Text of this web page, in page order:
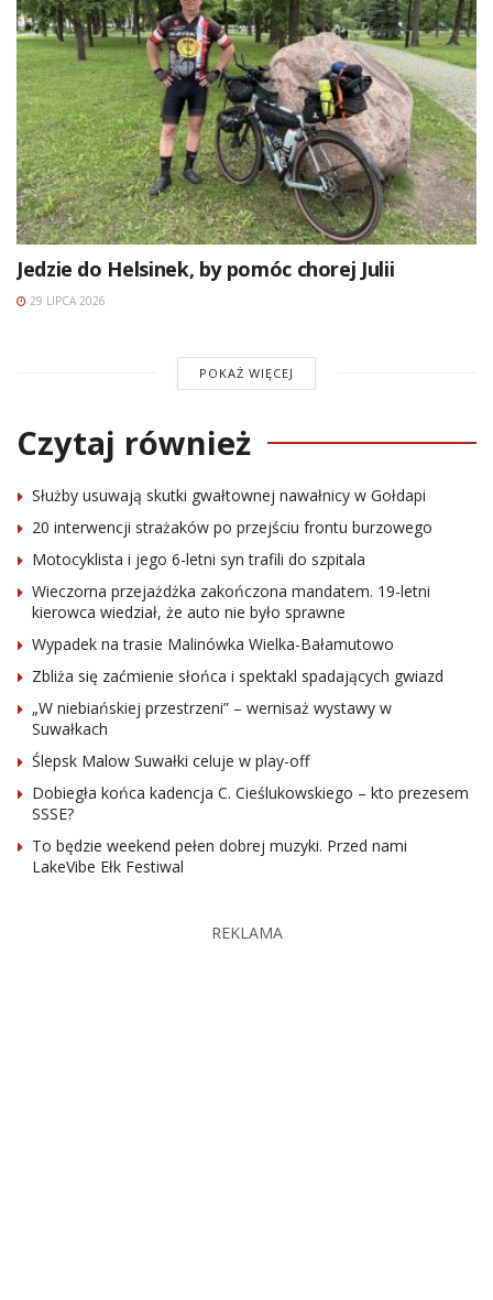
Jedzie do Helsinek, by pomóc chorej Julii
29 LIPCA 2026
POKAŻ WIĘCEJ
Czytaj również
Służby usuwają skutki gwałtownej nawałnicy w Gołdapi
20 interwencji strażaków po przejściu frontu burzowego
Motocyklista i jego 6-letni syn trafili do szpitala
Wieczorna przejażdżka zakończona mandatem. 19-letni
kierowca wiedział, że auto nie było sprawne
Wypadek na trasie Malinówka Wielka-Bałamutowo
Zbliża się zaćmienie słońca i spektakl spadających gwiazd
„W niebiańskiej przestrzeni” – wernisaż wystawy w
Suwałkach
Ślepsk Malow Suwałki celuje w play-off
Dobiegła końca kadencja C. Cieślukowskiego – kto prezesem
SSSE?
To będzie weekend pełen dobrej muzyki. Przed nami
LakeVibe Ełk Festiwal
REKLAMA